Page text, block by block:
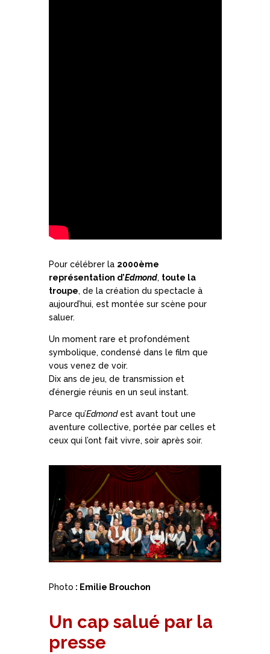
Pour célébrer la 2000ème
représentation d’Edmond, toute la
troupe, de la création du spectacle à
aujourd’hui, est montée sur scène pour
saluer.
Un moment rare et profondément
symbolique, condensé dans le film que
vous venez de voir.
Dix ans de jeu, de transmission et
d’énergie réunis en un seul instant.
Parce qu’Edmond est avant tout une
aventure collective, portée par celles et
ceux qui l’ont fait vivre, soir après soir.
Photo : Emilie Brouchon
Un cap salué par la
presse